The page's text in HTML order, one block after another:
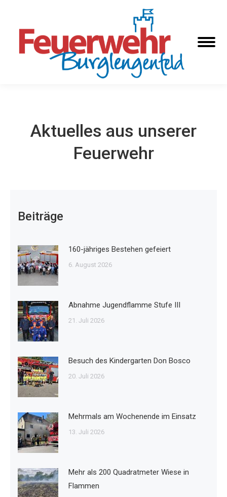
Aktuelles aus unserer
Feuerwehr
Beiträge
160-jähriges Bestehen gefeiert
6. August 2026
Abnahme Jugendflamme Stufe III
21. Juli 2026
Besuch des Kindergarten Don Bosco
20. Juli 2026
Mehrmals am Wochenende im Einsatz
13. Juli 2026
Mehr als 200 Quadratmeter Wiese in
Flammen